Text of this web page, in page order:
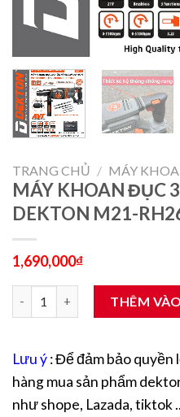
TRANG CHỦ / MÁY
MÁY KHOAN ĐỤC
DEKTON M21-
1,690,000₫
MÁY KHOAN ĐỤC 3 CHỨC
THÊM
Lưu ý: Để đảm bảo quyền
hàng mua sản phẩm
như shope, Lazada, tiktok